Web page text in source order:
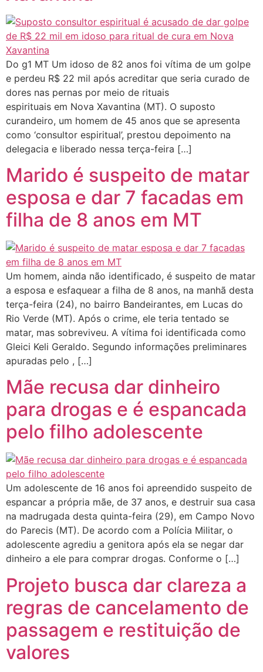
Do g1 MT Um idoso de 82 anos foi vítima de um golpe
e perdeu R$ 22 mil após acreditar que seria curado de
dores nas pernas por meio de rituais
espirituais em Nova Xavantina (MT). O suposto
curandeiro, um homem de 45 anos que se apresenta
como ‘consultor espiritual’, prestou depoimento na
delegacia e liberado nessa terça-feira […]
Marido é suspeito de matar
esposa e dar 7 facadas em
filha de 8 anos em MT
Um homem, ainda não identificado, é suspeito de matar
a esposa e esfaquear a filha de 8 anos, na manhã desta
terça-feira (24), no bairro Bandeirantes, em Lucas do
Rio Verde (MT). Após o crime, ele teria tentado se
matar, mas sobreviveu. A vítima foi identificada como
Gleici Keli Geraldo. Segundo informações preliminares
apuradas pelo , […]
Mãe recusa dar dinheiro
para drogas e é espancada
pelo filho adolescente
Um adolescente de 16 anos foi apreendido suspeito de
espancar a própria mãe, de 37 anos, e destruir sua casa
na madrugada desta quinta-feira (29), em Campo Novo
do Parecis (MT). De acordo com a Polícia Militar, o
adolescente agrediu a genitora após ela se negar dar
dinheiro a ele para comprar drogas. Conforme o […]
Projeto busca dar clareza a
regras de cancelamento de
passagem e restituição de
valores